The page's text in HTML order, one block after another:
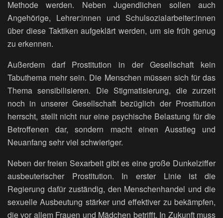
Methode werden. Neben Jugendlichen sollen auch
Angehörige, Lehrer:innen und Schulsozialarbeiter:innen
über diese Taktiken aufgeklärt werden, um sie früh genug
zu erkennen.
Außerdem darf Prostitution in der Gesellschaft kein
Tabuthema mehr sein. Die Menschen müssen sich für das
Thema sensibilisieren. Die Stigmatisierung, die zurzeit
noch in unserer Gesellschaft bezüglich der Prostitution
herrscht, stellt nicht nur eine psychische Belastung für die
Betroffenen dar, sondern macht einen Ausstieg und
Neuanfang sehr viel schwieriger.
Neben der freien Sexarbeit gibt es eine große Dunkelziffer
ausbeuterischer Prostitution. In erster Linie ist die
Regierung dafür zuständig, den Menschenhandel und die
sexuelle Ausbeutung stärker und effektiver zu bekämpfen,
die vor allem Frauen und Mädchen betrifft. In Zukunft muss